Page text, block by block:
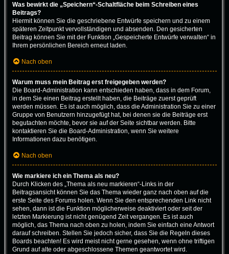
Was bewirkt die „Speichern“-Schaltfläche beim Schreiben eines
Beitrags?
Hiermit können Sie die geschriebene Entwürfe speichern und zu einem
späteren Zeitpunkt vervollständigen und absenden. Den gesicherten
Beitrag können Sie mit der Funktion „Gespeicherte Entwürfe verwalten“ in
Ihrem persönlichen Bereich erneut laden.
Nach oben
Warum muss mein Beitrag erst freigegeben werden?
Die Board-Administration kann entschieden haben, dass in dem Forum,
in dem Sie einen Beitrag erstellt haben, die Beiträge zuerst geprüft
werden müssen. Es ist auch möglich, dass die Administration Sie zu einer
Gruppe von Benutzern hinzugefügt hat, bei denen sie die Beiträge erst
begutachten möchte, bevor sie auf der Seite sichtbar werden. Bitte
kontaktieren Sie die Board-Administration, wenn Sie weitere
Informationen dazu benötigen.
Nach oben
Wie markiere ich ein Thema als neu?
Durch Klicken des „Thema als neu markieren“-Links in der
Beitragsansicht können Sie das Thema wieder ganz nach oben auf die
erste Seite des Forums holen. Wenn Sie den entsprechenden Link nicht
sehen, dann ist die Funktion möglicherweise deaktiviert oder seit der
letzten Markierung ist nicht genügend Zeit vergangen. Es ist auch
möglich, das Thema nach oben zu holen, indem Sie einfach eine Antwort
darauf schreiben. Stellen Sie jedoch sicher, dass Sie die Regeln dieses
Boards beachten! Es wird meist nicht gerne gesehen, wenn ohne triftigen
Grund auf alte oder abgeschlossene Themen geantwortet wird.